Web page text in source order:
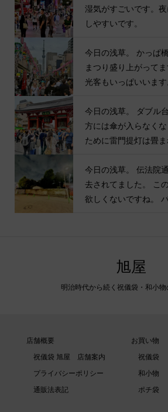
湿気がすごいです。
しやすいです。
今日の浅草。 かっぱ
まつり盛り上がって
光客もいっぱいいま
今日の浅草。 ダブル
方には傘が入らなく
ために雷門提灯は畳
今日の浅草。 伝法院
去されてました。 こ
欲しくないですね。
旭屋
明治時代から続く祝儀袋・和小物
店舗概要
祝儀袋 旭屋 店舗案内
プライバシーポリシー
通販法表記
お買い物
祝儀袋
和小物
ポチ袋